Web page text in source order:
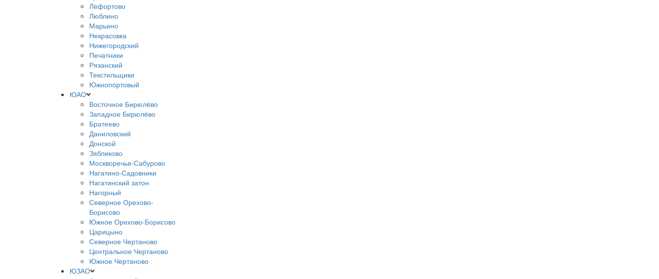
Лефортово
Люблино
Марьино
Некрасовка
Нижегородский
Печатники
Рязанский
Текстильщики
Южнопортовый
ЮАО
Восточное Бирюлёво
Западное Бирюлёво
Братеево
Даниловский
Донской
Зябликово
Москворечье-Сабурово
Нагатино-Садовники
Нагатинский затон
Нагорный
Северное Орехово-
Борисово
Южное Орехово-Борисово
Царицыно
Северное Чертаново
Центральное Чертаново
Южное Чертаново
ЮЗАО